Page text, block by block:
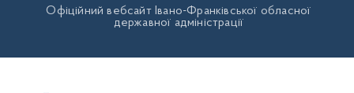
Офіційний вебсайт Івано-Франківської обласної
державної адміністрації